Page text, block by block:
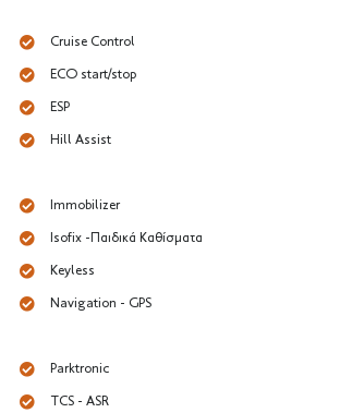
Cruise Control
ECO start/stop
ESP
Hill Assist
Immobilizer
Isofix -Παιδικά Καθίσματα
Keyless
Navigation - GPS
Parktronic
TCS - ASR